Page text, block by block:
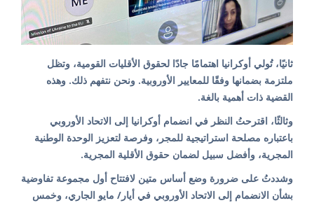
ثانيًا، تُولي أوكرانيا اهتمامًا جادًا لحقوق الأقليات القومية، وتظل
ملتزمة بضمانها وفقًا للمعايير الأوروبية. ونحن نتفهم ذلك. وهذه
القضية ذات أهمية بالغة.
وثالثًا، اقترحتُ النظر في انضمام أوكرانيا إلى الاتحاد الأوروبي
باعتباره مصلحة استراتيجية للمجر، وفرصة لتعزيز الوحدة الوطنية
المجرية، وأفضل سبيل لضمان حقوق الأقلية المجرية.
وشددتُ على ضرورة وضع أساس متين لافتتاح أول مجموعة تفاوضية
بشأن الانضمام إلى الاتحاد الأوروبي في أيار/ مايو الجاري، وخمس